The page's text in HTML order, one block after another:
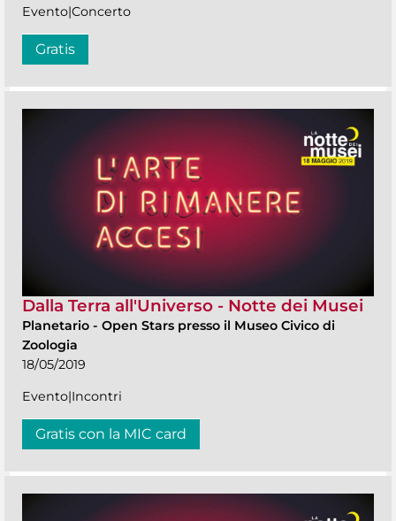
Evento|Concerto
Gratis
Dalla Terra all'Universo - Notte dei Musei
Planetario - Open Stars presso il Museo Civico di
Zoologia
18/05/2019
Evento|Incontri
Gratis con la MIC card